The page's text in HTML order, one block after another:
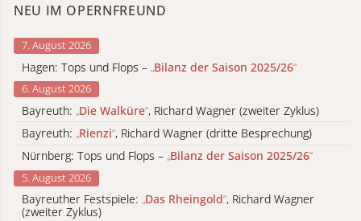
NEU IM OPERNFREUND
7. August 2026
Hagen: Tops und Flops – „Bilanz der Saison 2025/26“
6. August 2026
Bayreuth: „Die Walküre“, Richard Wagner (zweiter Zyklus)
Bayreuth: „Rienzi“, Richard Wagner (dritte Besprechung)
Nürnberg: Tops und Flops – „Bilanz der Saison 2025/26“
5. August 2026
Bayreuther Festspiele: „Das Rheingold“, Richard Wagner
(zweiter Zyklus)